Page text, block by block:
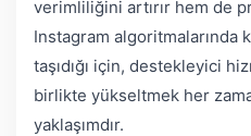
verimliliğini artırır hem de
Instagram algoritmalarında
taşıdığı için, destekleyici
birlikte yükseltmek her
yaklaşımdır.